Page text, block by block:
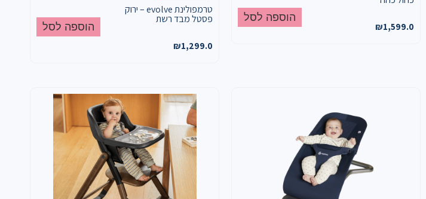
₪1,599.0
הוספה לסל
טרמפולינת evolve – ירוק
פסטל מבד רשת
₪1,299.0
הוספה לסל